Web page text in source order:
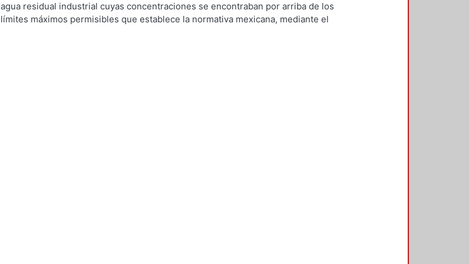
agua residual industrial cuyas concentraciones se encontraban por arriba de los
límites máximos permisibles que establece la normativa mexicana, mediante el